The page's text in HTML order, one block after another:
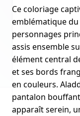
Ce coloriage
emblématique
personnages
assis ensemble
élément central
et ses bords
en couleurs.
pantalon
apparaît serein,